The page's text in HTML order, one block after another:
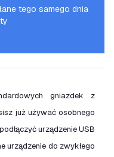
tego samego dnia
gniazdek z
już używać osobnego
urządzenie USB
urządzenie do zwykłego